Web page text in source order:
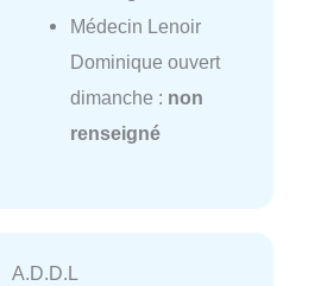
Médecin Lenoir
Dominique ouvert
dimanche : non
renseigné
A.D.D.L